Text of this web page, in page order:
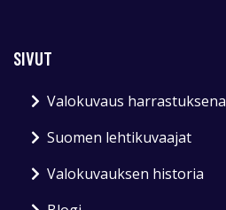
SIVUT
Valokuvaus harrastuksena
Suomen lehtikuvaajat
Valokuvauksen historia